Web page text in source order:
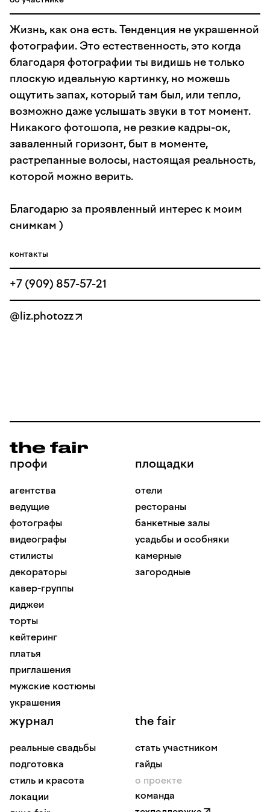
Жизнь, как она есть. Тенденция не украшенной
фотографии. Это естественность, это когда
благодаря фотографии ты видишь не только
плоскую идеальную картинку, но можешь
ощутить запах, который там был, или тепло,
возможно даже услышать звуки в тот момент.
Никакого фотошопа, не резкие кадры-ок,
заваленный горизонт, быт в моменте,
растрепанные волосы, настоящая реальность,
которой можно верить.
Благодарю за проявленный интерес к моим
снимкам )
контакты
+7 (909) 857-57-21
@liz.photozz
профи
агентства
ведущие
фотографы
видеографы
стилисты
декораторы
кавер-группы
диджеи
торты
кейтеринг
платья
приглашения
мужские костюмы
украшения
площадки
отели
рестораны
банкетные залы
усадьбы и особняки
камерные
загородные
журнал
реальные свадьбы
подготовка
стиль и красота
локации
the fair
стать участником
гайды
о проекте
команда